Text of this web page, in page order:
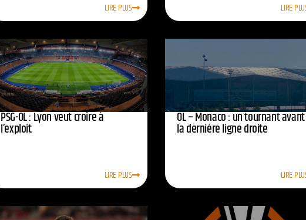
LIRE PLUS LIRE
PSG-OL : Lyon veut croire à
l’exploit
LIRE PLUS
OL – Monaco : un tournant avant
la dernière ligne droite
LIRE